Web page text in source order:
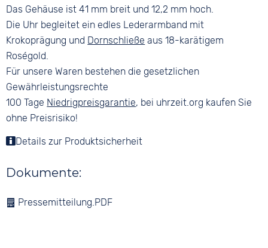
Das Gehäuse ist 41 mm breit und 12,2 mm hoch.
Die Uhr begleitet ein edles Lederarmband mit
Krokoprägung und Dornschließe aus 18-karätigem
Roségold.
Für unsere Waren bestehen die gesetzlichen
Gewährleistungsrechte
100 Tage Niedrigpreisgarantie, bei uhrzeit.org kaufen Sie
ohne Preisrisiko!
Details zur Produktsicherheit
Dokumente:
Pressemitteilung.PDF